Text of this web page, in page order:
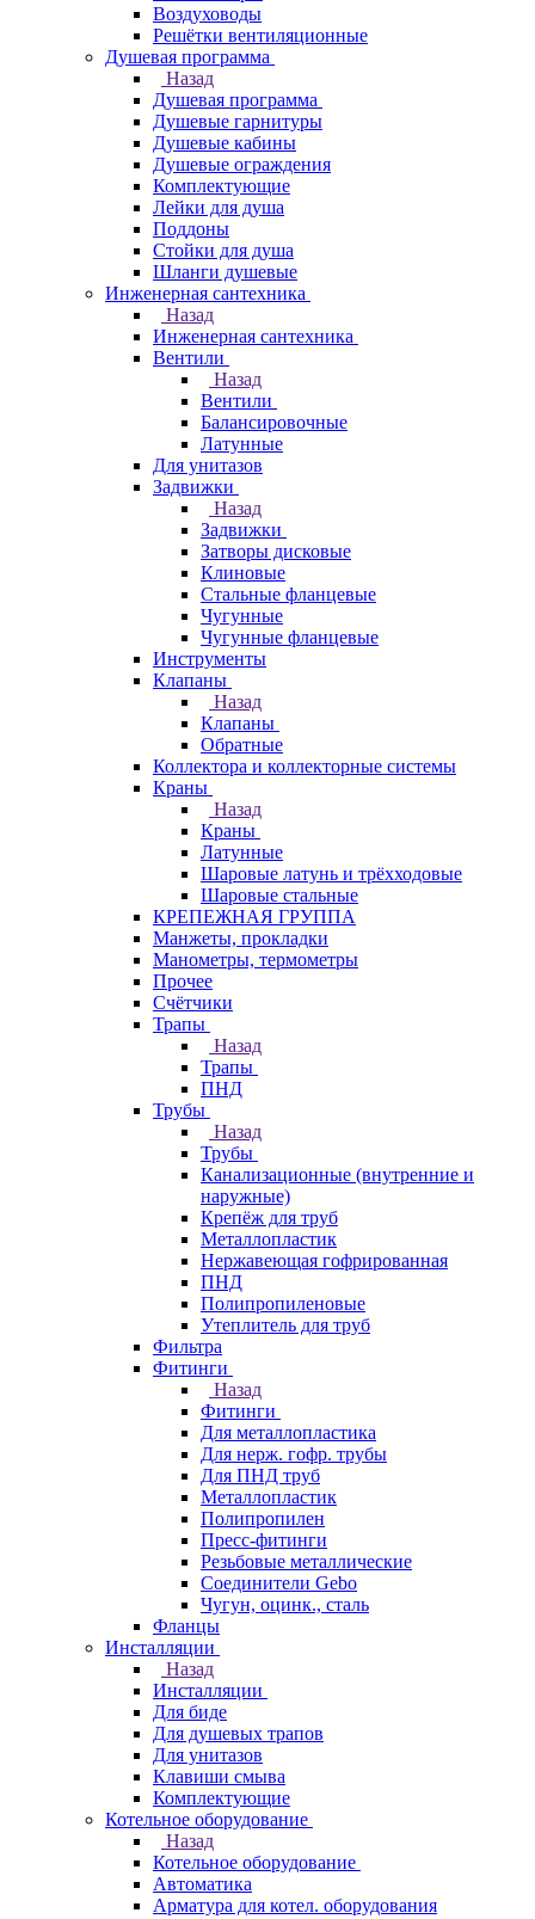
Воздуховоды
Решётки вентиляционные
Душевая программа
Назад
Душевая программа
Душевые гарнитуры
Душевые кабины
Душевые ограждения
Комплектующие
Лейки для душа
Поддоны
Стойки для душа
Шланги душевые
Инженерная сантехника
Назад
Инженерная сантехника
Вентили
Назад
Вентили
Балансировочные
Латунные
Для унитазов
Задвижки
Назад
Задвижки
Затворы дисковые
Клиновые
Стальные фланцевые
Чугунные
Чугунные фланцевые
Инструменты
Клапаны
Назад
Клапаны
Обратные
Коллектора и коллекторные системы
Краны
Назад
Краны
Латунные
Шаровые латунь и трёхходовые
Шаровые стальные
КРЕПЕЖНАЯ ГРУППА
Манжеты, прокладки
Манометры, термометры
Прочее
Счётчики
Трапы
Назад
Трапы
ПНД
Трубы
Назад
Трубы
Канализационные (внутренние и
наружные)
Крепёж для труб
Металлопластик
Нержавеющая гофрированная
ПНД
Полипропиленовые
Утеплитель для труб
Фильтра
Фитинги
Назад
Фитинги
Для металлопластика
Для нерж. гофр. трубы
Для ПНД труб
Металлопластик
Полипропилен
Пресс-фитинги
Резьбовые металлические
Соединители Gebo
Чугун, оцинк., сталь
Фланцы
Инсталляции
Назад
Инсталляции
Для биде
Для душевых трапов
Для унитазов
Клавиши смыва
Комплектующие
Котельное оборудование
Назад
Котельное оборудование
Автоматика
Арматура для котел. оборудования